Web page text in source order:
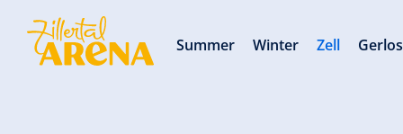
Summer Winter Zell Gerlos